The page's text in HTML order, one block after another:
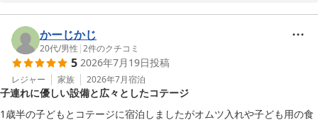
ご家族4名様でのSUP体験を満喫していただけたとのこと、大変嬉
しく拝読いたしました。スタッフのレクチャーについても温かいお
言葉をいただき、インストラクターの励みになります。当施設の
「JOYSPO」や「SUP体験」などのアクティビティを通じて、ご家
族皆様の素敵な思い出作りのお手伝いができたのであれば何よりで
ございます。
かーじかじ
20代/男性 |2件のクチコミ
5 2026年7月19日投稿
レジャー 家族 2026年7月宿泊
子連れに優しい設備と広々としたコテージ
1歳半の子どもとコテージに宿泊しましたがオムツ入れや子ども用の食